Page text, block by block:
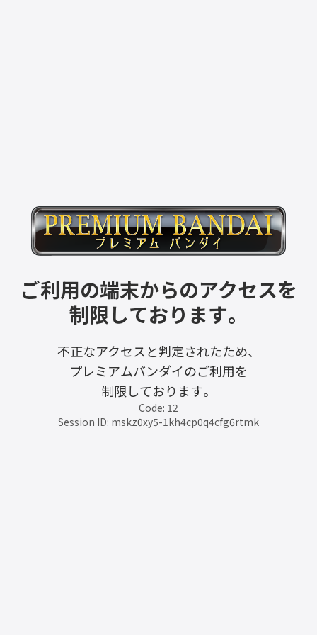
ご利用の端末からのアクセスを
制限しております。
不正なアクセスと判定されたため、
プレミアムバンダイのご利用を
制限しております。
Code: 12
Session ID: mskz0xy5-1kh4cp0q4cfg6rtmk